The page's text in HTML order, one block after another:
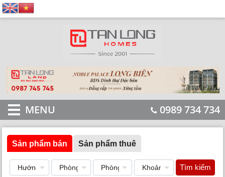
MENU 0989 734 734
Sản phẩm bán Sản phẩm thuê
Tìm kiếm